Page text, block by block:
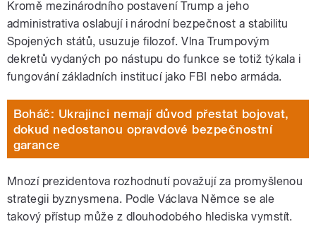
Kromě mezinárodního postavení Trump a jeho
administrativa oslabují i národní bezpečnost a stabilitu
Spojených států, usuzuje filozof. Vlna Trumpovým
dekretů vydaných po nástupu do funkce se totiž týkala i
fungování základních institucí jako FBI nebo armáda.
Boháč: Ukrajinci nemají důvod přestat bojovat,
dokud nedostanou opravdové bezpečnostní
garance
Mnozí prezidentova rozhodnutí považují za promyšlenou
strategii byznysmena. Podle Václava Němce se ale
takový přístup může z dlouhodobého hlediska vymstít.